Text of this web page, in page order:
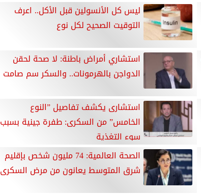
ليس كل الأنسولين قبل الأكل.. اعرف
التوقيت الصحيح لكل نوع
استشاري أمراض باطنة: لا صحة لحقن
الدواجن بالهرمونات.. والسكر سم صامت
استشارى يكشف تفاصيل ”النوع
الخامس” من السكرى: طفرة جينية بسبب
سوء التغذية
الصحة العالمية: 74 مليون شخص بإقليم
شرق المتوسط يعانون من مرض السكرى